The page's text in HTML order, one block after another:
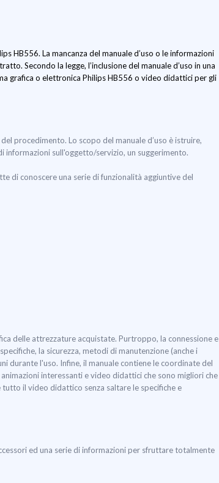
HB556. La mancanza del manuale d’uso o le informazioni
Secondo la legge, l’inclusione del manuale d’uso in una
grafica o elettronica Philips HB556 o video didattici per gli
procedimento. Lo scopo del manuale d’uso è istruire,
informazioni sull'oggetto/servizio, un suggerimento.
di conoscere una serie di funzionalità aggiuntive del
delle attrezzature acquistate. Purtroppo, la connessione e
la sicurezza, metodi di manutenzione (anche i
durante l'uso. Infine, il manuale contiene le coordinate del
interessanti e video didattici che sono migliori che
il video didattico senza saltare le specifiche e
ed una serie di informazioni per sfruttare totalmente